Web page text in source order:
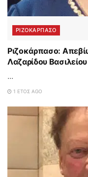
ΡΙΖΟΚΑΡΠΑΣΟ
Ριζοκάρπασο:
Λαζαρίδου Βασιλείου
...
1 ΈΤΟΣ AGO